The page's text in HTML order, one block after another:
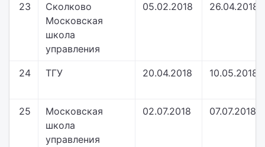
23
Сколково
Московская
школа
управления
05.02.2018 26.04.2018
24 ТГУ 20.04.2018 10.05.2018
25
Московская
школа
управления
02.07.2018 07.07.2018